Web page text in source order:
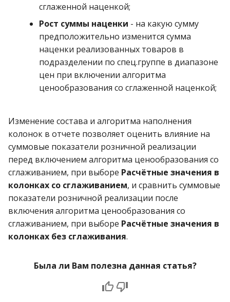
сглаженной наценкой;
Рост суммы наценки - на какую сумму
предположительно изменится сумма
наценки реализованных товаров в
подразделении по спец.группе в диапазоне
цен при включении алгоритма
ценообразования со сглаженной наценкой;
Изменение состава и алгоритма наполнения
колонок в отчете позволяет оценить влияние на
суммовые показатели розничной реализации
перед включением алгоритма ценообразования со
сглаживанием, при выборе Расчётные значения в
колонках со сглаживанием, и сравнить суммовые
показатели розничной реализации после
включения алгоритма ценообразования со
сглаживанием, при выборе Расчётные значения в
колонках без сглаживания.
Была ли Вам полезна данная статья?